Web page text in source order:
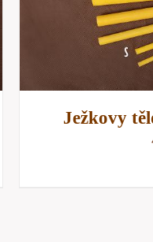
Ježkovy